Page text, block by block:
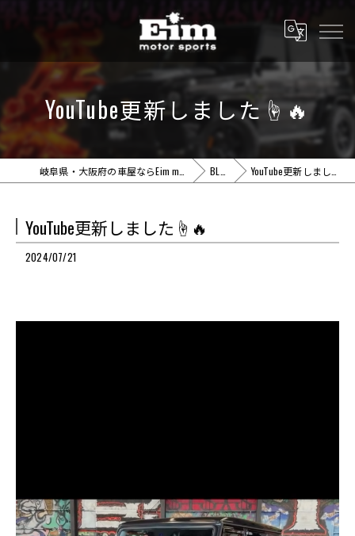
YouTube更新しました☝️🔥
BLOG YouTube更新しました☝️🔥
YouTube更新しました☝️🔥
2024/07/21